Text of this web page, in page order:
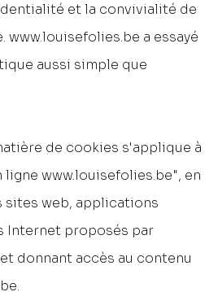
et la convivialité de
www.louisefolies.be a essayé
aussi simple que
de cookies s'applique à
www.louisefolies.be", en
sites web, applications
Internet proposés par
donnant accès au contenu